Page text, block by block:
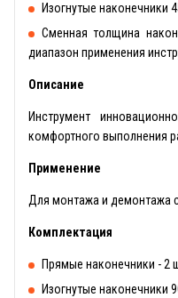
Изогнутые наконечники
Сменная толщина
диапазон применения
Описание
Инструмент
комфортного выполнения
Применение
Для монтажа и демонтажа
Комплектация
Прямые наконечники - 2
Изогнутые наконечники